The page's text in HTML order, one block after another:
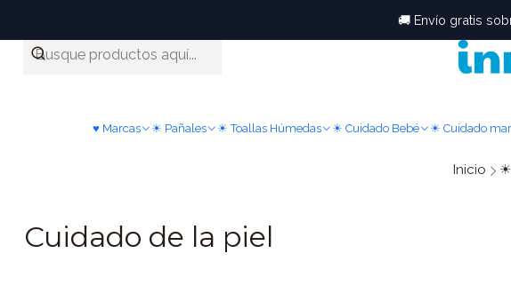
♥ Marcas ☀ Pañales ☀ Toallas Húmedas ☀ Cuidado Bebé ☀ Cuidado
🚚 Envío gratis
Inicio
Cuidado de la piel